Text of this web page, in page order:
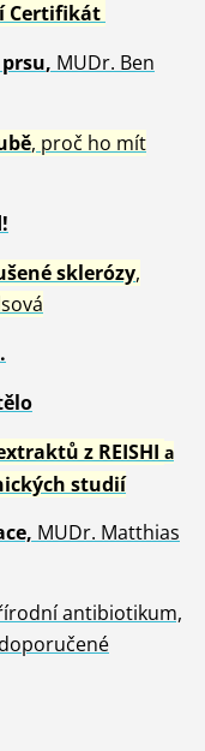
Certifikát
, MUDr. Ben
, proč ho mít
sklerózy,
z REISHI a
studií
MUDr. Matthias
antibiotikum,